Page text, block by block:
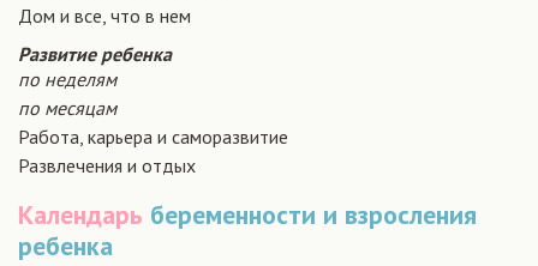
Дом и все, что в нем
Развитие ребенка
по неделям
по месяцам
Работа, карьера и саморазвитие
Развлечения и отдых
Календарь беременности и взросления
ребенка